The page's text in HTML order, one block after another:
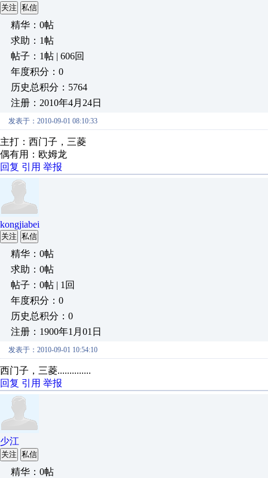
关注 私信
精华：0帖
求助：1帖
帖子：1帖 | 606回
年度积分：0
历史总积分：5764
注册：2010年4月24日
发表于：2010-09-01 08:10:33
主打：西门子，三菱
偶有用：欧姆龙
回复 引用 举报
kongjiabei
关注 私信
精华：0帖
求助：0帖
帖子：0帖 | 1回
年度积分：0
历史总积分：0
注册：1900年1月01日
发表于：2010-09-01 10:54:10
西门子，三菱..............
回复 引用 举报
少江
关注 私信
精华：0帖